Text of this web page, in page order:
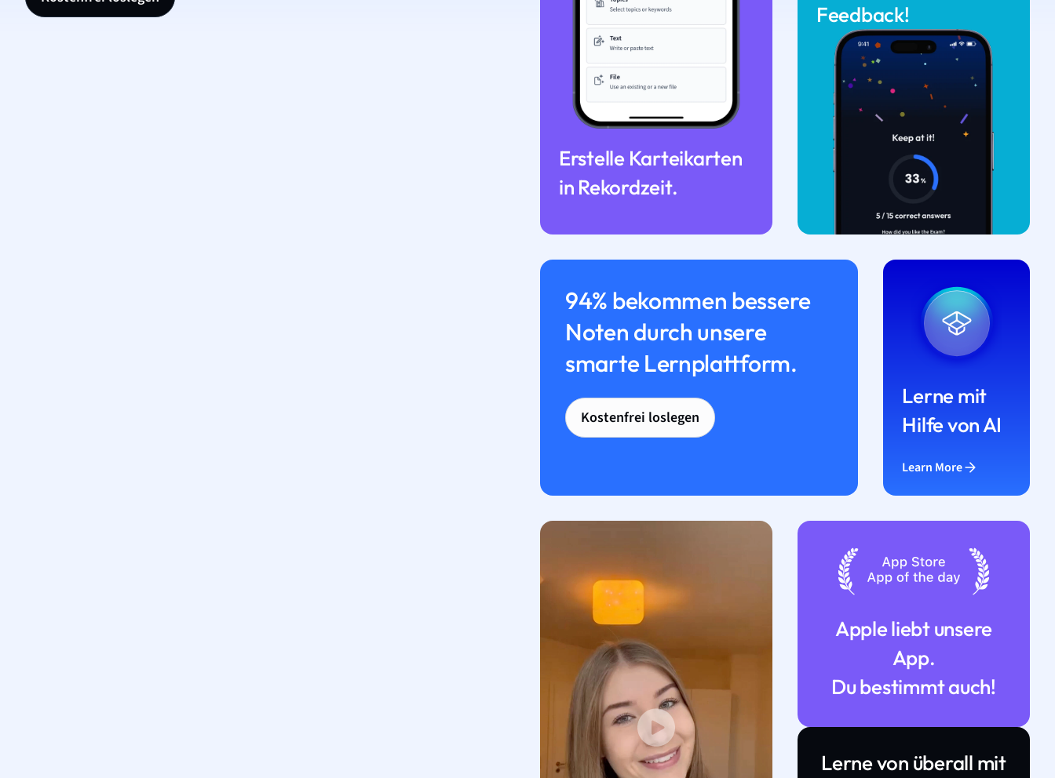
Erstelle Karteikarten
in Rekordzeit.
Feedback!
94% bekommen bessere
Noten durch unsere
smarte Lernplattform.
Kostenfrei loslegen
Lerne mit
Hilfe von AI
Learn More
Apple liebt unsere
App.
Du bestimmt auch!
Lerne von überall mit